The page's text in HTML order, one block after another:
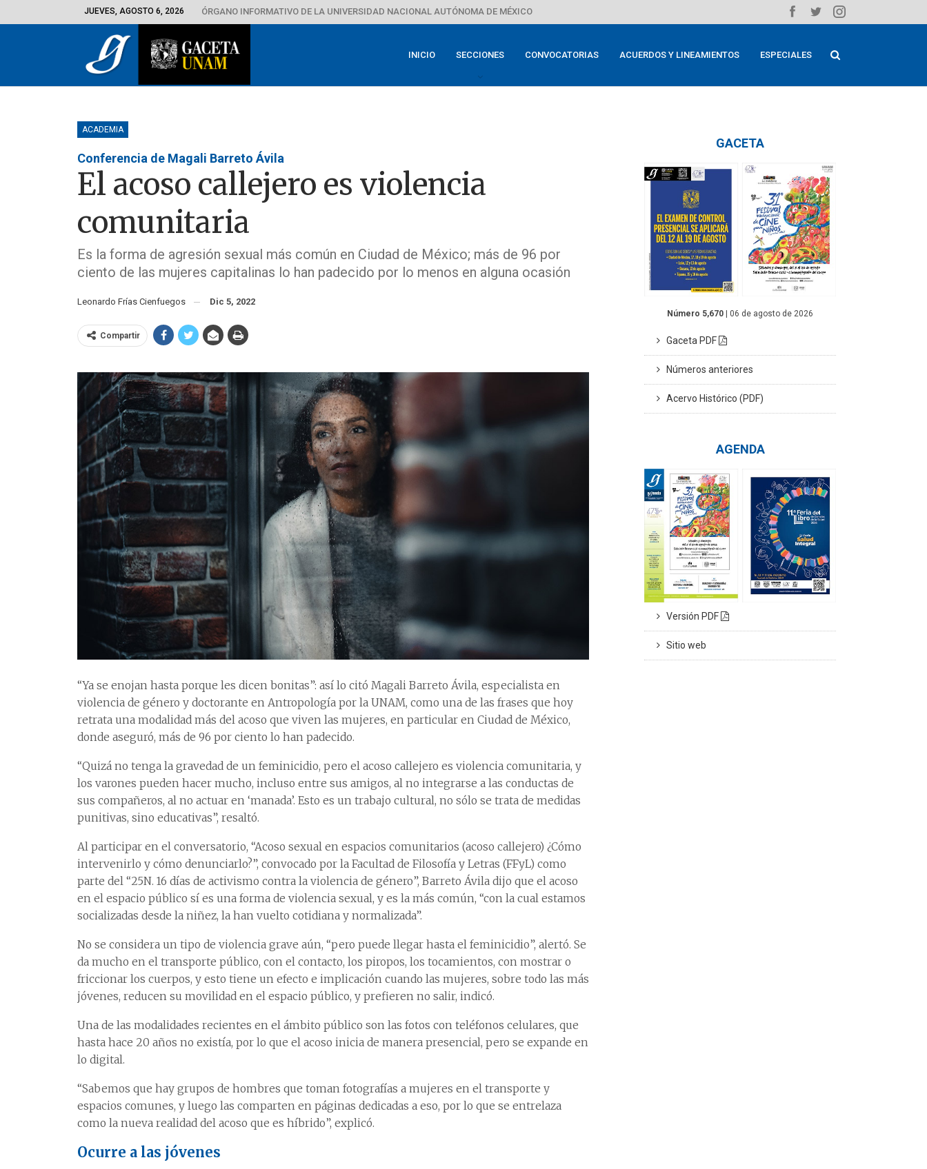
JUEVES, AGOSTO 6, 2026 ÓRGANO INFORMATIVO DE LA UNIVERSIDAD NACIONAL AUTÓNOMA DE MÉXICO
INICIO SECCIONES CONVOCATORIAS ACUERDOS Y LINEAMIENTOS ESPECIALES
ACADEMIA
Conferencia de Magali Barreto Ávila
El acoso callejero es violencia
comunitaria
Es la forma de agresión sexual más común en Ciudad de México; más de 96 por
ciento de las mujeres capitalinas lo han padecido por lo menos en alguna ocasión
Leonardo Frías Cienfuegos Dic 5, 2022
Compartir
“Ya se enojan hasta porque les dicen bonitas”: así lo citó Magali Barreto Ávila, especialista en
violencia de género y doctorante en Antropología por la UNAM, como una de las frases que hoy
retrata una modalidad más del acoso que viven las mujeres, en particular en Ciudad de México,
donde aseguró, más de 96 por ciento lo han padecido.
“Quizá no tenga la gravedad de un feminicidio, pero el acoso callejero es violencia comunitaria, y
los varones pueden hacer mucho, incluso entre sus amigos, al no integrarse a las conductas de
sus compañeros, al no actuar en ‘manada’. Esto es un trabajo cultural, no sólo se trata de medidas
punitivas, sino educativas”, resaltó.
Al participar en el conversatorio, “Acoso sexual en espacios comunitarios (acoso callejero) ¿Cómo
intervenirlo y cómo denunciarlo?”, convocado por la Facultad de Filosofía y Letras (FFyL) como
parte del “25N. 16 días de activismo contra la violencia de género”, Barreto Ávila dijo que el acoso
en el espacio público sí es una forma de violencia sexual, y es la más común, “con la cual estamos
socializadas desde la niñez, la han vuelto cotidiana y normalizada”.
No se considera un tipo de violencia grave aún, “pero puede llegar hasta el feminicidio”, alertó. Se
da mucho en el transporte público, con el contacto, los piropos, los tocamientos, con mostrar o
friccionar los cuerpos, y esto tiene un efecto e implicación cuando las mujeres, sobre todo las más
jóvenes, reducen su movilidad en el espacio público, y prefieren no salir, indicó.
Una de las modalidades recientes en el ámbito público son las fotos con teléfonos celulares, que
hasta hace 20 años no existía, por lo que el acoso inicia de manera presencial, pero se expande en
lo digital.
“Sabemos que hay grupos de hombres que toman fotografías a mujeres en el transporte y
espacios comunes, y luego las comparten en páginas dedicadas a eso, por lo que se entrelaza
como la nueva realidad del acoso que es híbrido”, explicó.
Ocurre a las jóvenes
GACETA
Número 5,670 | 06 de agosto de 2026
Gaceta PDF
Números anteriores
Acervo Histórico (PDF)
AGENDA
Versión PDF
Sitio web